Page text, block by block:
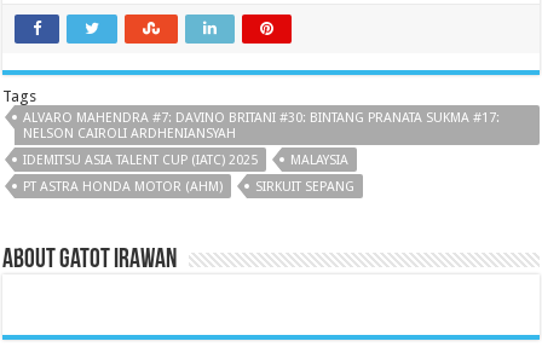
Tags
ALVARO MAHENDRA #7: DAVINO BRITANI #30: BINTANG PRANATA SUKMA #17:
NELSON CAIROLI ARDHENIANSYAH
IDEMITSU ASIA TALENT CUP (IATC) 2025
MALAYSIA
PT ASTRA HONDA MOTOR (AHM)
SIRKUIT SEPANG
About Gatot Irawan